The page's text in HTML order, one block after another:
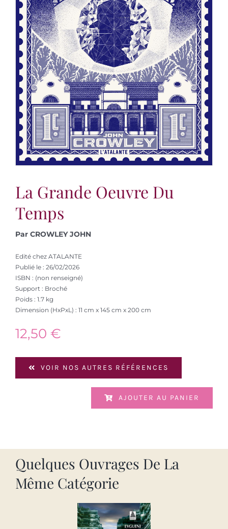
La Grande Oeuvre Du
Temps
Par CROWLEY JOHN
Edité chez ATALANTE
Publié le : 26/02/2026
ISBN : (non renseigné)
Support : Broché
Poids : 1.7 kg
Dimension (HxPxL) : 11 cm x 145 cm x 200 cm
12,50 €
VOIR NOS AUTRES RÉFÉRENCES
AJOUTER AU PANIER
Quelques Ouvrages De La
Même Catégorie